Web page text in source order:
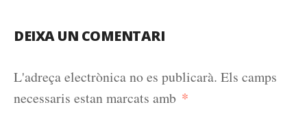
DEIXA UN COMENTARI
L'adreça electrònica no es publicarà. Els camps
necessaris estan marcats amb *